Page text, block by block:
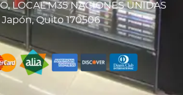
LOCAL M35 NACIONES UNIDAS
Japón, Quito 170506